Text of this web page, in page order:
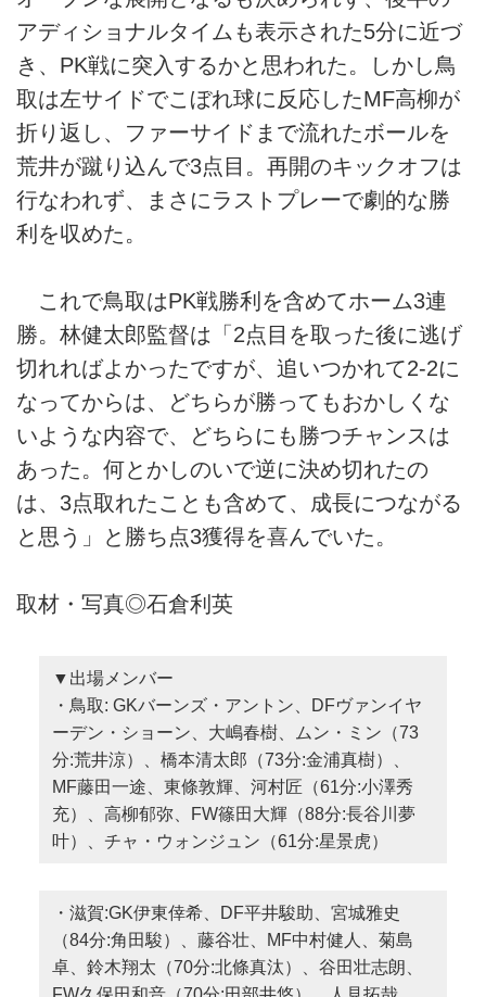
アディショナルタイムも表示された5分に近づ
き、PK戦に突入するかと思われた。しかし鳥
取は左サイドでこぼれ球に反応したMF高柳が
折り返し、ファーサイドまで流れたボールを
荒井が蹴り込んで3点目。再開のキックオフは
行なわれず、まさにラストプレーで劇的な勝
利を収めた。
これで鳥取はPK戦勝利を含めてホーム3連
勝。林健太郎監督は「2点目を取った後に逃げ
切れればよかったですが、追いつかれて2-2に
なってからは、どちらが勝ってもおかしくな
いような内容で、どちらにも勝つチャンスは
あった。何とかしのいで逆に決め切れたの
は、3点取れたことも含めて、成長につながる
と思う」と勝ち点3獲得を喜んでいた。
取材・写真◎石倉利英
▼出場メンバー
・鳥取: GKバーンズ・アントン、DFヴァンイヤ
ーデン・ショーン、大嶋春樹、ムン・ミン（73
分:荒井涼）、橋本清太郎（73分:金浦真樹）、
MF藤田一途、東條敦輝、河村匠（61分:小澤秀
充）、高柳郁弥、FW篠田大輝（88分:長谷川夢
叶）、チャ・ウォンジュン（61分:星景虎）
・滋賀:GK伊東倖希、DF平井駿助、宮城雅史
（84分:角田駿）、藤谷壮、MF中村健人、菊島
卓、鈴木翔太（70分:北條真汰）、谷田壮志朗、